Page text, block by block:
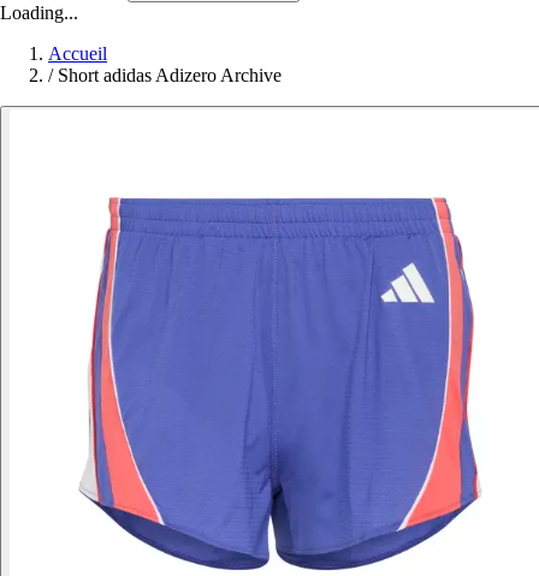
Loading...
Accueil
/ Short adidas Adizero Archive